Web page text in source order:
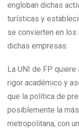
engloban dichas
turísticas y
se convierten en
dichas empresas.
La UNI de FP
rigor académico y
que la política de
posiblemente la
metropolitana, con